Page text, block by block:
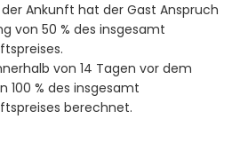
Ankunft hat der Gast Anspruch
von 50 % des insgesamt
von 14 Tagen vor dem
100 % des insgesamt
berechnet.